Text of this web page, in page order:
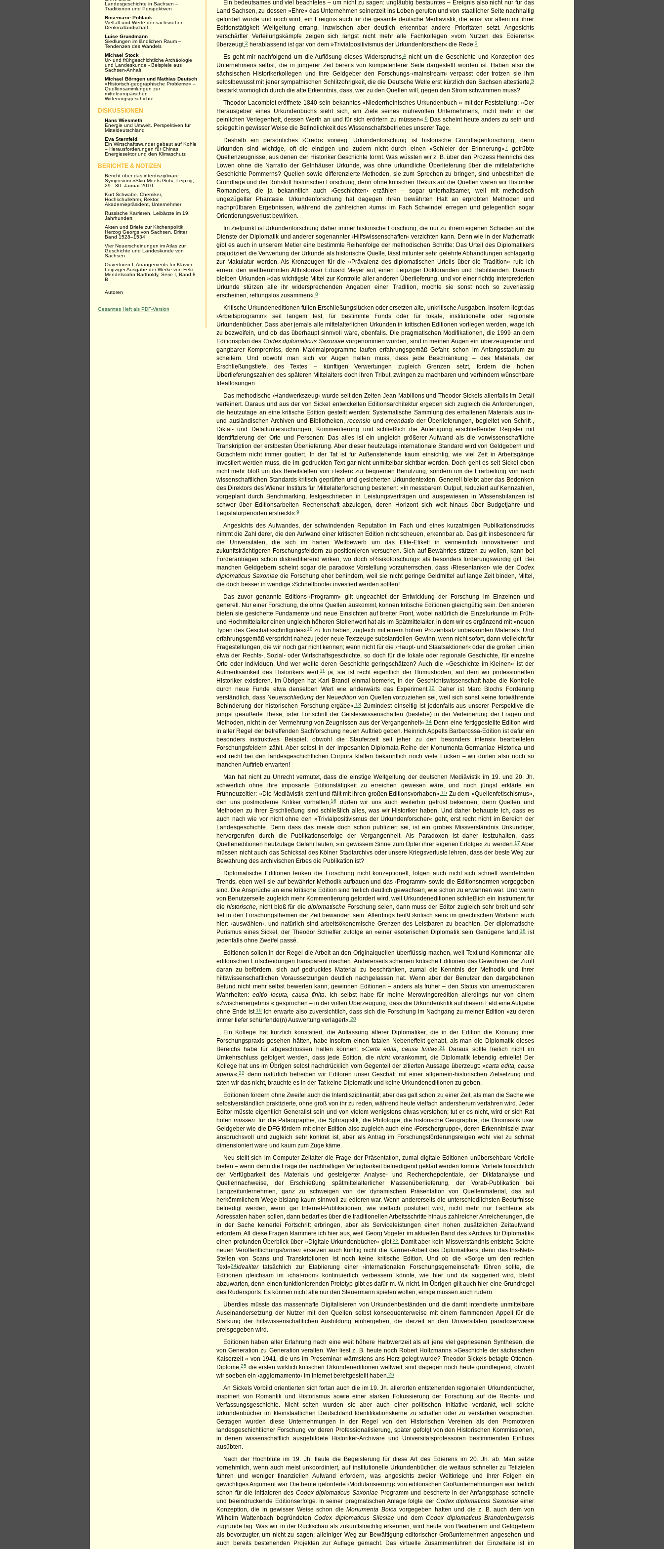
Ein bedeutsames und viel beachtetes – um nicht zu sagen: ungläubig bestauntes – Ereignis also nicht nur für das
Land Sachsen, zu dessen »Ehre« das Unternehmen seinerzeit ins Leben gerufen und von staatlicher Seite nachhaltig
gefördert wurde und noch wird; ein Ereignis auch für die gesamte deutsche Mediävistik, die einst vor allem mit ihrer
Editionstätigkeit Weltgeltung errang, inzwischen aber deutlich erkennbar andere Prioritäten setzt. Angesichts
verschärfter Verteilungskämpfe zeigen sich längst nicht mehr alle Fachkollegen »vom Nutzen des Edierens«
überzeugt,2 herablassend ist gar von dem »Trivialpositivismus der Urkundenforscher« die Rede.3
Es geht mir nachfolgend um die Auflösung dieses Widerspruchs,4 nicht um die Geschichte und Konzeption des
Unternehmens selbst, die in jüngerer Zeit bereits von kompetenterer Seite dargestellt worden ist. Haben also die
sächsischen Historikerkollegen und ihre Geldgeber den Forschungs-›mainstream‹ verpasst oder trotzen sie ihm
selbstbewusst mit jener sympathischen Schlitzohrigkeit, die die Deutsche Welle erst kürzlich den Sachsen attestierte, 5
bestärkt womöglich durch die alte Erkenntnis, dass, wer zu den Quellen will, gegen den Strom schwimmen muss?
Theodor Lacomblet eröffnete 1840 sein bekanntes »Niederrheinisches Urkundenbuch « mit der Feststellung: »Der
Herausgeber eines Urkundenbuchs sieht sich, am Ziele seines mühevollen Unternehmens, nicht mehr in der
peinlichen Verlegenheit, dessen Werth an und für sich erörtern zu müssen«. 6 Das scheint heute anders zu sein und
spiegelt in gewisser Weise die Befindlichkeit des Wissenschaftsbetriebes unserer Tage.
Deshalb ein persönliches ›Credo‹ vorweg: Urkundenforschung ist historische Grundlagenforschung, denn
Urkunden sind wichtige, oft die einzigen und zudem nicht durch einen »Schleier der Erinnerung«7
getrübte
Quellenzeugnisse, aus denen der Historiker Geschichte formt. Was wüssten wir z. B. über den Prozess Heinrichs des
Löwen ohne die Narratio der Gelnhäuser Urkunde, was ohne urkundliche Überlieferung über die mittelalterliche
Geschichte Pommerns? Quellen sowie differenzierte Methoden, sie zum Sprechen zu bringen, sind unbestritten die
Grundlage und der Rohstoff historischer Forschung, denn ohne kritischen Rekurs auf die Quellen wären wir Historiker
Romanciers, die ja bekanntlich auch ›Geschichten‹ erzählen – sogar unterhaltsamer, weil mit methodisch
ungezügelter Phantasie. Urkundenforschung hat dagegen ihren bewährten Halt an erprobten Methoden und
nachprüfbaren Ergebnissen, während die zahlreichen ›turns‹ im Fach Schwindel erregen und gelegentlich sogar
Orientierungsverlust bewirken.
Im Zielpunkt ist Urkundenforschung daher immer historische Forschung, die nur zu ihrem eigenen Schaden auf die
Dienste der Diplomatik und anderer sogenannter ›Hilfswissenschaften‹ verzichten kann. Denn wie in der Mathematik
gibt es auch in unserem Metier eine bestimmte Reihenfolge der methodischen Schritte: Das Urteil des Diplomatikers
präjudiziert die Verwertung der Urkunde als historische Quelle, lässt mitunter sehr gelehrte Abhandlungen schlagartig
zur Makulatur werden. Als Kronzeugen für die »Prävalenz des diplomatischen Urteils über die Tradition« rufe ich
erneut den weltberühmten Althistoriker Eduard Meyer auf, einen Leipziger Doktoranden und Habilitanden. Danach
bleiben Urkunden »das wichtigste Mittel zur Kontrolle aller anderen Überlieferung, und vor einer richtig interpretierten
Urkunde stürzen alle ihr widersprechenden Angaben einer Tradition, mochte sie sonst noch so zuverlässig
erscheinen, rettungslos zusammen«.8
Kritische Urkundeneditionen füllen Erschließungslücken oder ersetzen alte, unkritische Ausgaben. Insofern liegt das
›Arbeitsprogramm‹ seit langem fest, für bestimmte Fonds oder für lokale, institutionelle oder regionale
Urkundenbücher. Dass aber jemals alle mittelalterlichen Urkunden in kritischen Editionen vorliegen werden, wage ich
zu bezweifeln, und ob das überhaupt sinnvoll wäre, ebenfalls. Die pragmatischen Modifikationen, die 1999 an dem
Editionsplan des Codex diplomaticus Saxoniaevorgenommen wurden, sind in meinen Augen ein überzeugender und
gangbarer Kompromiss, denn Maximalprogramme laufen erfahrungsgemäß Gefahr, schon im Anfangsstadium zu
scheitern. Und obwohl man sich vor Augen halten muss, dass jede Beschränkung – des Materials, der
Erschließungstiefe, des Textes – künftigen Verwertungen zugleich Grenzen setzt, fordern die hohen
Überlieferungszahlen des späteren Mittelalters doch ihren Tribut, zwingen zu machbaren und verhindern wünschbare
Ideallösungen.
Das methodische ›Handwerkszeug‹ wurde seit den Zeiten Jean Mabillons und Theodor Sickels allenfalls im Detail
verfeinert. Daraus und aus der von Sickel entwickelten Editionsarchitektur ergeben sich zugleich die Anforderungen,
die heutzutage an eine kritische Edition gestellt werden: Systematische Sammlung des erhaltenen Materials aus in-
und ausländischen Archiven und Bibliotheken, recensioundemendatio der Überlieferungen, begleitet von Schrift-,
Diktat- und Detailuntersuchungen, Kommentierung und schließlich die Anfertigung erschließender Register mit
Identifizierung der Orte und Personen: Das alles ist ein ungleich größerer Aufwand als die vorwissenschaftliche
Transkription der erstbesten Überlieferung. Aber dieser heutzutage internationale Standard wird von Geldgebern und
Gutachtern nicht immer goutiert. In der Tat ist für Außenstehende kaum einsichtig, wie viel Zeit in Arbeitsgänge
investiert werden muss, die im gedruckten Text gar nicht unmittelbar sichtbar werden. Doch geht es seit Sickel eben
nicht mehr bloß um das Bereitstellen von ›Texten‹ zur bequemen Benutzung, sondern um die Erarbeitung von nach
wissenschaftlichen Standards kritisch geprüften und gesicherten Urkundentexten. Generell bleibt aber das Bedenken
des Direktors des Wiener Instituts für Mittelalterforschung bestehen: »In messbarem Output, reduziert auf Kennzahlen,
vorgeplant durch Benchmarking, festgeschrieben in Leistungsverträgen und ausgewiesen in Wissensbilanzen ist
schwer über Editionsarbeiten Rechenschaft abzulegen, deren Horizont sich weit hinaus über Budgetjahre und
Legislaturperioden erstreckt«.9
Angesichts des Aufwandes, der schwindenden Reputation im Fach und eines kurzatmigen Publikationsdrucks
nimmt die Zahl derer, die den Aufwand einer kritischen Edition nicht scheuen, erkennbar ab. Das gilt insbesondere für
die Universitäten, die sich im harten Wettbewerb um das Elite-Etikett in vermeintlich innovativeren und
zukunftsträchtigeren Forschungsfeldern zu positionieren versuchen. Sich auf Bewährtes stützen zu wollen, kann bei
Förderanträgen schon diskreditierend wirken, wo doch »Risikoforschung« als besonders förderungswürdig gilt. Bei
manchen Geldgebern scheint sogar die paradoxe Vorstellung vorzuherrschen, dass ›Riesentanker‹ wie der Codex
diplomaticus Saxoniae die Forschung eher behindern, weil sie nicht geringe Geldmittel auf lange Zeit binden, Mittel,
die doch besser in wendige ›Schnellboote‹ investiert werden sollten!
Das zuvor genannte Editions-›Programm‹ gilt ungeachtet der Entwicklung der Forschung im Einzelnen und
generell. Nur einer Forschung, die ohne Quellen auskommt, können kritische Editionen gleichgültig sein. Den anderen
bieten sie gesicherte Fundamente und neue Einsichten auf breiter Front, wobei natürlich die Einzelurkunde im Früh-
und Hochmittelalter einen ungleich höheren Stellenwert hat als im Spätmittelalter, in dem wir es ergänzend mit »neuen
Typen des Geschäftsschriftgutes«10zu tun haben, zugleich mit einem hohen Prozentsatz unbekannten Materials. Und
erfahrungsgemäß verspricht nahezu jeder neue Textzeuge substantiellen Gewinn, wenn nicht sofort, dann vielleicht für
Fragestellungen, die wir noch gar nicht kennen; wenn nicht für die ›Haupt- und Staatsaktionen‹ oder die großen Linien
etwa der Rechts-, Sozial- oder Wirtschaftsgeschichte, so doch für die lokale oder regionale Geschichte, für einzelne
Orte oder Individuen. Und wer wollte deren Geschichte geringschätzen? Auch die »Geschichte im Kleinen« ist der
Aufmerksamkeit des Historikers wert,11
ja, sie ist recht eigentlich der Humusboden, auf dem wir professionellen
Historiker existieren. Im Übrigen hat Karl Brandi einmal bemerkt, in der Geschichtswissenschaft habe die Kontrolle
durch neue Funde etwa denselben Wert wie anderwärts das Experiment. 12
Daher ist Marc Blochs Forderung
verständlich, dass Neuerschließungder Neuedition von Quellen vorzuziehen sei, weil sich sonst »eine fortwährende
Behinderung der historischen Forschung ergäbe«.13 Zumindest einseitig ist jedenfalls aus unserer Perspektive die
jüngst geäußerte These, »der Fortschritt der Geisteswissenschaften (bestehe) in der Verfeinerung der Fragen und
Methoden, nicht in der Vermehrung von Zeugnissen aus der Vergangenheit«.14 Denn eine fertiggestellte Edition wird
in aller Regel der betreffenden Sachforschung neuen Auftrieb geben. Heinrich Appelts Barbarossa-Edition ist dafür ein
besonders instruktives Beispiel, obwohl die Stauferzeit seit jeher zu den besonders intensiv bearbeiteten
Forschungsfeldern zählt. Aber selbst in der imposanten Diplomata-Reihe der Monumenta Germaniae Historica und
erst recht bei den landesgeschichtlichen Corpora klaffen bekanntlich noch viele Lücken – wir dürfen also noch so
manchen Auftrieb erwarten!
Man hat nicht zu Unrecht vermutet, dass die einstige Weltgeltung der deutschen Mediävistik im 19. und 20. Jh.
schwerlich ohne ihre imposante Editionstätigkeit zu erreichen gewesen wäre, und noch jüngst erklärte ein
Frühneuzeitler: »Die Mediävistik steht und fällt mit ihren großen Editionsvorhaben«.15 Zu dem »Quellenfetischismus«,
den uns postmoderne Kritiker vorhalten,16
dürfen wir uns auch weiterhin getrost bekennen, denn Quellen und
Methoden zu ihrer Erschließung sind schließlich alles, was wir Historiker haben. Und daher behaupte ich, dass es
auch nach wie vor nicht ohne den »Trivialpositivismus der Urkundenforscher« geht, erst recht nicht im Bereich der
Landesgeschichte. Denn dass das meiste doch schon publiziert sei, ist ein grobes Missverständnis Unkundiger,
hervorgerufen durch die Publikationserfolge der Vergangenheit. Als Paradoxon ist daher festzuhalten, dass
Quelleneditionen heutzutage Gefahr laufen, »in gewissem Sinne zum Opfer ihrer eigenen Erfolge« zu werden. 17 Aber
müssen nicht auch das Schicksal des Kölner Stadtarchivs oder unsere Kriegsverluste lehren, dass der beste Weg zur
Bewahrung des archivischen Erbes die Publikation ist?
Diplomatische Editionen lenken die Forschung nicht konzeptionell, folgen auch nicht sich schnell wandelnden
Trends, eben weil sie auf bewährter Methodik aufbauen und das ›Programm‹ sowie die Editionsnormen vorgegeben
sind. Die Ansprüche an eine kritische Edition sind freilich deutlich gewachsen, wie schon zu erwähnen war. Und wenn
von Benutzerseite zugleich mehr Kommentierung gefordert wird, weil Urkundeneditionen schließlich ein Instrument für
diehistorische , nicht bloß für die diplomatischeForschung seien, dann muss der Editor zugleich sehr breit und sehr
tief in den Forschungsthemen der Zeit bewandert sein. Allerdings heißt ›kritisch sein‹ im griechischen Wortsinn auch
hier: ›auswählen‹, und natürlich sind arbeitsökonomische Grenzen des Leistbaren zu beachten. Der diplomatische
Purismus eines Sickel, der Theodor Schieffer zufolge an »einer esoterischen Diplomatik sein Genügen« fand,18 ist
jedenfalls ohne Zweifel passé.
Editionen sollen in der Regel die Arbeit an den Originalquellen überflüssig machen, weil Text und Kommentar alle
editorischen Entscheidungen transparent machen. Andererseits scheinen kritische Editionen das Gewöhnen der Zunft
daran zu befördern, sich auf gedrucktes Material zu beschränken, zumal die Kenntnis der Methodik und ihrer
hilfswissenschaftlichen Voraussetzungen deutlich nachgelassen hat. Wenn aber der Benutzer den dargebotenen
Befund nicht mehr selbst bewerten kann, gewinnen Editionen – anders als früher – den Status von unverrückbaren
Wahrheiten: editio locuta, causa finita . Ich selbst habe für meine Merowingeredition allerdings nur von einem
»Zwischenergebnis « gesprochen – in der vollen Überzeugung, dass die Urkundenkritik auf diesem Feld eine Aufgabe
ohne Ende ist.19
Ich erwarte also zuversichtlich, dass sich die Forschung im Nachgang zu meiner Edition »zu deren
immer tiefer schürfende(n) Auswertung verlagert«.20
Ein Kollege hat kürzlich konstatiert, die Auffassung älterer Diplomatiker, die in der Edition die Krönung ihrer
Forschungspraxis gesehen hätten, habe insofern einen fatalen Nebeneffekt gehabt, als man die Diplomatik dieses
Bereichs habe für abgeschlossen halten können: »Carta edita, causa finita«.21
Daraus sollte freilich nicht im
Umkehrschluss gefolgert werden, dass jede Edition, die nichtvorankommt, die Diplomatik lebendig erhielte! Der
Kollege hat uns im Übrigen selbst nachdrücklich vom Gegenteil der zitierten Aussage überzeugt: »carta edita, causa
aperta«,22
denn natürlich betreiben wir Editoren unser Geschäft mit einer allgemein-historischen Zielsetzung und
täten wir das nicht, brauchte es in der Tat keine Diplomatik und keine Urkundeneditionen zu geben.
Editionen fördern ohne Zweifel auch die Interdisziplinarität; aber das galt schon zu einer Zeit, als man die Sache wie
selbstverständlich praktizierte, ohne groß von ihr zu reden, während heute vielfach andersherum verfahren wird. Jeder
Editor müsste eigentlich Generalist sein und von vielem wenigstens etwas verstehen; tut er es nicht, wird er sich Rat
holenmüssen: für die Paläographie, die Sphragistik, die Philologie, die historische Geographie, die Onomastik usw.
Geldgeber wie die DFG fördern mit einer Edition also zugleich auch eine ›Forschergruppe‹, deren Erkenntnisziel zwar
anspruchsvoll und zugleich sehr konkret ist, aber als Antrag im Forschungsförderungsreigen wohl viel zu schmal
dimensioniert wäre und kaum zum Zuge käme.
Neu stellt sich im Computer-Zeitalter die Frage der Präsentation, zumal digitale Editionen unübersehbare Vorteile
bieten – wenn denn die Frage der nachhaltigen Verfügbarkeit befriedigend geklärt werden könnte: Vorteile hinsichtlich
der Verfügbarkeit des Materials und gesteigerter Analyse- und Recherchepotentiale, der Diktatanalyse und
Quellennachweise, der Erschließung spätmittelalterlicher Massenüberlieferung, der Vorab-Publikation bei
Langzeitunternehmen, ganz zu schweigen von der dynamischen Präsentation von Quellenmaterial, das auf
herkömmlichem Wege bislang kaum sinnvoll zu edieren war. Wenn andererseits die unterschiedlichsten Bedürfnisse
befriedigt werden, wenn gar Internet-Publikationen, wie vielfach postuliert wird, nicht mehr nur Fachleute als
Adressaten haben sollen, dann bedarf es über die traditionellen Arbeitsschritte hinaus zahlreicher Anreicherungen, die
in der Sache keinerlei Fortschritt erbringen, aber als Serviceleistungen einen hohen zusätzlichen Zeitaufwand
erfordern. All diese Fragen klammere ich hier aus, weil Georg Vogeler im aktuellen Band des »Archivs für Diplomatik«
einen profunden Überblick über »Digitale Urkundenbücher« gibt.23
Damit aber kein Missverständnis entsteht: Solche
neuen Veröffentlichungsformen ersetzen auch künftig nicht die Kärrner-Arbeit des Diplomatikers, denn das Ins-Netz-
Stellen von Scans und Transkriptionen ist noch keine kritische Edition. Und ob die »Sorge um den rechten
Text«24idealitertatsächlich zur Etablierung einer ›internationalen Forschungsgemeinschaft‹ führen sollte, die
Editionen gleichsam im ›chat-room‹ kontinuierlich verbessern könnte, wie hier und da suggeriert wird, bleibt
abzuwarten, denn einen funktionierenden Prototyp gibt es dafür m. W. nicht. Im Übrigen gilt auch hier eine Grundregel
des Rudersports: Es können nicht alle nur den Steuermann spielen wollen, einige müssen auch rudern.
Überdies müsste das massenhafte Digitalisieren von Urkundenbeständen und die damit intendierte unmittelbare
Auseinandersetzung der Nutzer mit den Quellen selbst konsequenterweise mit einem flammenden Appell für die
Stärkung der hilfswissenschaftlichen Ausbildung einhergehen, die derzeit an den Universitäten paradoxerweise
preisgegeben wird.
Editionen haben aller Erfahrung nach eine weit höhere Halbwertzeit als all jene viel gepriesenen Synthesen, die
von Generation zu Generation veralten. Wer liest z. B. heute noch Robert Holtzmanns »Geschichte der sächsischen
Kaiserzeit « von 1941, die uns im Proseminar wärmstens ans Herz gelegt wurde? Theodor Sickels betagte Ottonen-
Diplome,25 die ersten wirklich kritischen Urkundeneditionen weltweit, sind dagegen noch heute grundlegend, obwohl
wir soeben ein ›aggiornamento‹ im Internet bereitgestellt haben.26
An Sickels Vorbild orientierten sich fortan auch die im 19. Jh. allerorten entstehenden regionalen Urkundenbücher,
inspiriert von Romantik und Historismus sowie einer starken Fokussierung der Forschung auf die Rechts- und
Verfassungsgeschichte. Nicht selten wurden sie aber auch einer politischen Initiative verdankt, weil solche
Urkundenbücher im kleinstaatlichen Deutschland Identifikationskerne zu schaffen oder zu verstärken versprachen.
Getragen wurden diese Unternehmungen in der Regel von den Historischen Vereinen als den Promotoren
landesgeschichtlicher Forschung vor deren Professionalisierung, später gefolgt von den Historischen Kommissionen,
in denen wissenschaftlich ausgebildete Historiker-Archivare und Universitätsprofessoren bestimmenden Einfluss
ausübten.
Nach der Hochblüte im 19. Jh. flaute die Begeisterung für diese Art des Edierens im 20. Jh. ab. Man setzte
vornehmlich, wenn auch meist unkoordiniert, auf institutionelle Urkundenbücher, die weitaus schneller zu Teilzielen
führen und weniger finanziellen Aufwand erfordern, was angesichts zweier Weltkriege und ihrer Folgen ein
gewichtiges Argument war. Die heute geforderte ›Modularisierung‹ von editorischen Großunternehmungen war freilich
schon für die Initiatoren des Codex diplomaticus Saxoniae Programm und bescherte in der Anfangsphase schnelle
und beeindruckende Editionserfolge. In seiner pragmatischen Anlage folgte der Codex diplomaticus Saxoniaeeiner
Konzeption, die in gewisser Weise schon dieMonumenta Boica vorgegeben hatten und die z. B. auch dem von
Wilhelm Wattenbach begründetenCodex diplomaticus Silesiae und demCodex diplomaticus Brandenburgensis
zugrunde lag. Was wir in der Rückschau als zukunftsträchtig erkennen, wird heute von Bearbeitern und Geldgebern
als bevorzugter, um nicht zu sagen: alleiniger Weg zur Bewältigung editorischer Großunternehmen angesehen und
auch bereits bestehenden Projekten zur Auflage gemacht. Das virtuelle Zusammenführen der Einzelteile ist im
Landesgeschichte in Sachsen –
Traditionen und Perspektiven
Rosemarie Pohlack
Vielfalt und Werte der sächsischen
Denkmallandschaft
Luise Grundmann
Siedlungen im ländlichen Raum –
Tendenzen des Wandels
Michael Stock
Ur- und frühgeschichtliche Archäologie
und Landeskunde - Beispiele aus
Sachsen-Anhalt
Michael Börngen und Mathias Deutsch
»Historisch-geographische Probleme« –
Quellensammlungen zur
mitteleuropäischen
Witterungsgeschichte
DISKUSSIONEN
Hans Wiesmeth
Energie und Umwelt. Perspektiven für
Mitteldeutschland
Eva Sternfeld
Ein Wirtschaftswunder gebaut auf Kohle
– Herausforderungen für Chinas
Energiesektor und den Klimaschutz
BERICHTE & NOTIZEN
Bericht über das interdisziplinäre
Symposium »Skin Meets Gut«, Leipzig,
29.–30. Januar 2010
Kurt Schwabe. Chemiker,
Hochschullehrer, Rektor,
Akademiepräsident, Unternehmer
Russische Karrieren. Leibärzte im 19.
Jahrhundert
Akten und Briefe zur Kirchenpolitik
Herzog Georgs von Sachsen. Dritter
Band 1528–1534
Vier Neuerscheinungen im Atlas zur
Geschichte und Landeskunde von
Sachsen
Ouvertüren I, Arrangements für Klavier.
Leipziger Ausgabe der Werke von Felix
Mendelssohn Bartholdy, Serie I, Band 8
B
Autoren
Gesamtes Heft als PDF-Version